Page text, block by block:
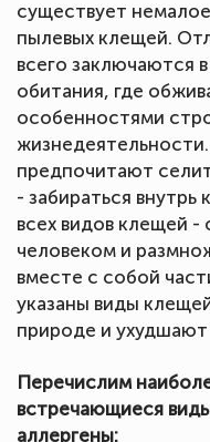
существует
пылевых клещей.
всего заключаются
обитания, где
особенностями
предпочитают
- забираться внутрь
всех видов клещей -
человеком и
вместе с собой
указаны виды
природе и ухудшают
Перечислим
встречающиеся
аллергены: